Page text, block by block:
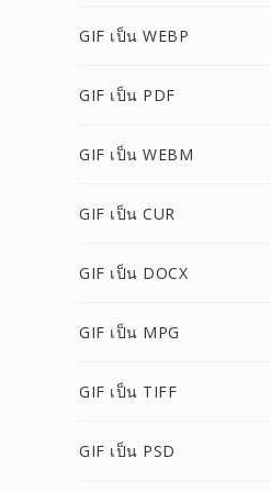
GIF เป็น WEBP
GIF เป็น PDF
GIF เป็น WEBM
GIF เป็น CUR
GIF เป็น DOCX
GIF เป็น MPG
GIF เป็น TIFF
GIF เป็น PSD